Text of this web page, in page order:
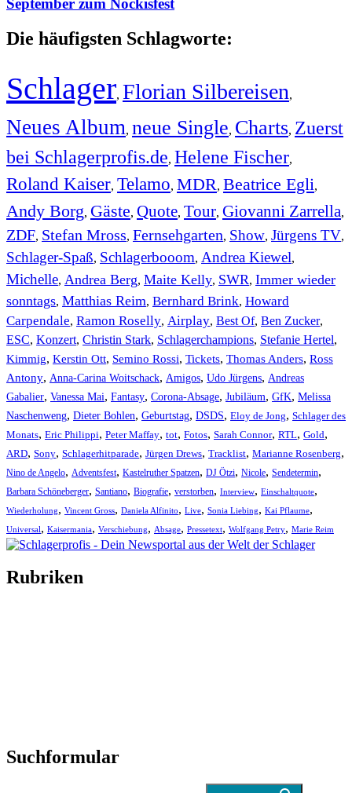
September zum Nockisfest
Die häufigsten Schlagworte:
Schlager, Florian Silbereisen,
Neues Album, neue Single, Charts, Zuerst
bei Schlagerprofis.de, Helene Fischer,
Roland Kaiser, Telamo, MDR, Beatrice Egli,
Andy Borg, Gäste, Quote, Tour, Giovanni Zarrella,
ZDF, Stefan Mross, Fernsehgarten, Show, Jürgens TV,
Schlager-Spaß, Schlagerbooom, Andrea Kiewel,
Michelle, Andrea Berg, Maite Kelly, SWR, Immer wieder
sonntags, Matthias Reim, Bernhard Brink, Howard
Carpendale, Ramon Roselly, Airplay, Best Of, Ben Zucker,
ESC, Konzert, Christin Stark, Schlagerchampions, Stefanie Hertel,
Kimmig, Kerstin Ott, Semino Rossi, Tickets, Thomas Anders, Ross
Antony, Anna-Carina Woitschack, Amigos, Udo Jürgens, Andreas
Gabalier, Vanessa Mai, Fantasy, Corona-Absage, Jubiläum, GfK, Melissa
Naschenweng, Dieter Bohlen, Geburtstag, DSDS, Eloy de Jong, Schlager des
Monats, Eric Philippi, Peter Maffay, tot, Fotos, Sarah Connor, RTL, Gold,
ARD, Sony, Schlagerhitparade, Jürgen Drews, Tracklist, Marianne Rosenberg,
Nino de Angelo, Adventsfest, Kastelruther Spatzen, DJ Ötzi, Nicole, Sendetermin,
Barbara Schöneberger, Santiano, Biografie, verstorben, Interview, Einschaltquote,
Wiederholung, Vincent Gross, Daniela Alfinito, Live, Sonia Liebing, Kai Pflaume,
Universal, Kaisermania, Verschiebung, Absage, Pressetext, Wolfgang Petry, Marie Reim
Rubriken
Suchformular